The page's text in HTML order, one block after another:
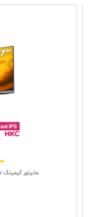
مانیتور گیمینگ 27 اینچ اچ کا سی MG27H13Q320